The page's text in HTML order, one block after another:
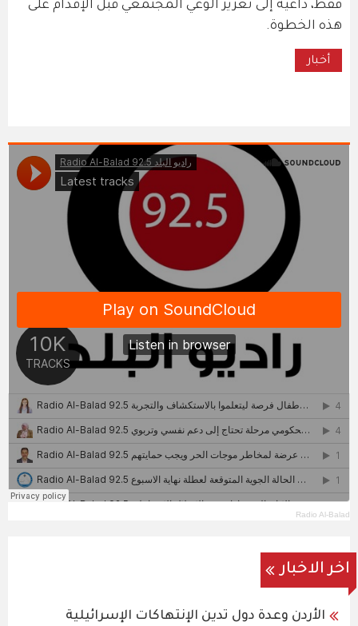
فقط، داعية إلى تعزيز الوعي المجتمعي قبل الإقدام على
هذه الخطوة.
أخبار
Radio Al-Balad
اخر الاخبار
الأردن وعدة دول تدين الإنتهاكات الإسرائيلية